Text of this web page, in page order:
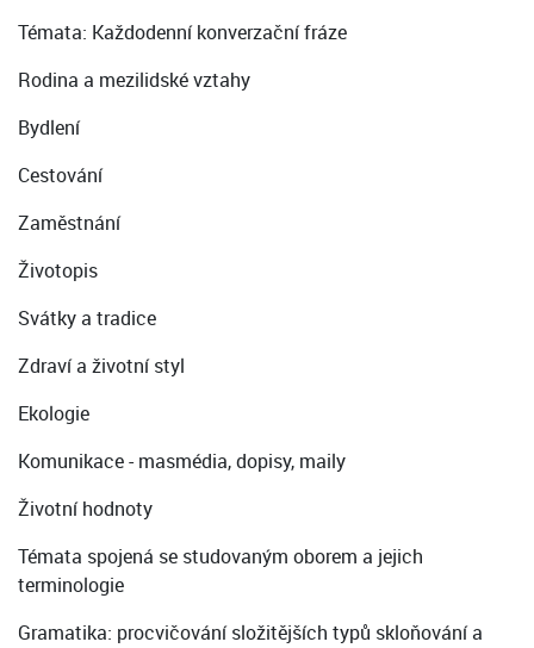
Témata: Každodenní konverzační fráze
Rodina a mezilidské vztahy
Bydlení
Cestování
Zaměstnání
Životopis
Svátky a tradice
Zdraví a životní styl
Ekologie
Komunikace - masmédia, dopisy, maily
Životní hodnoty
Témata spojená se studovaným oborem a jejich
terminologie
Gramatika: procvičování složitějších typů skloňování a